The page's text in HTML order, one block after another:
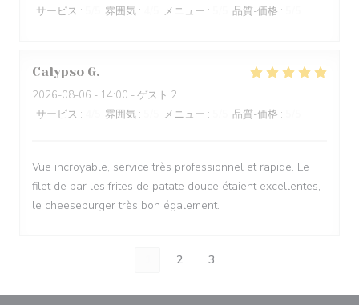
サービス : 雰囲気 : メニュー : 品質-価格 :
Calypso G
2026-08-06 - 14:00 - ゲスト 2
サービス : 雰囲気 : メニュー : 品質-価格 :
Vue incroyable, service très professionnel et rapide. Le
filet de bar les frites de patate douce étaient excellentes,
le cheeseburger très bon également.
2 3